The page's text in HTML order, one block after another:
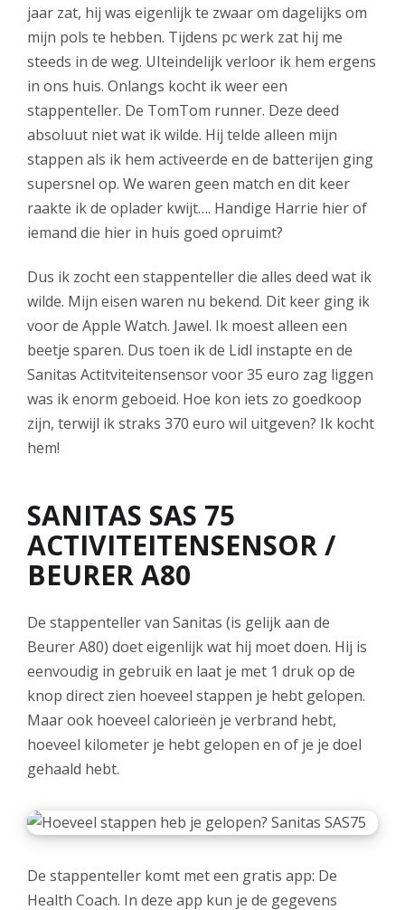
jaar zat, hij was eigenlijk te zwaar om dagelijks om
mijn pols te hebben. Tijdens pc werk zat hij me
steeds in de weg. UIteindelijk verloor ik hem ergens
in ons huis. Onlangs kocht ik weer een
stappenteller. De TomTom runner. Deze deed
absoluut niet wat ik wilde. Hij telde alleen mijn
stappen als ik hem activeerde en de batterijen ging
supersnel op. We waren geen match en dit keer
raakte ik de oplader kwijt…. Handige Harrie hier of
iemand die hier in huis goed opruimt?
Dus ik zocht een stappenteller die alles deed wat ik
wilde. Mijn eisen waren nu bekend. Dit keer ging ik
voor de Apple Watch. Jawel. Ik moest alleen een
beetje sparen. Dus toen ik de Lidl instapte en de
Sanitas Actitviteitensensor voor 35 euro zag liggen
was ik enorm geboeid. Hoe kon iets zo goedkoop
zijn, terwijl ik straks 370 euro wil uitgeven? Ik kocht
hem!
SANITAS SAS 75
ACTIVITEITENSENSOR /
BEURER A80
De stappenteller van Sanitas (is gelijk aan de
Beurer A80) doet eigenlijk wat hij moet doen. Hij is
eenvoudig in gebruik en laat je met 1 druk op de
knop direct zien hoeveel stappen je hebt gelopen.
Maar ook hoeveel calorieën je verbrand hebt,
hoeveel kilometer je hebt gelopen en of je je doel
gehaald hebt.
De stappenteller komt met een gratis app: De
Health Coach. In deze app kun je de gegevens